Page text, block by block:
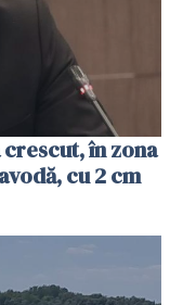
în zona
cu 2 cm